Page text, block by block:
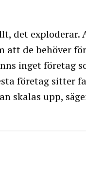
det
att de behöver
inget företag
företag sitter
skalas upp,